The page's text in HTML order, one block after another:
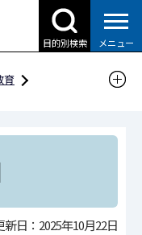
目的別検索 メニュー
育
わる取組
新日：2025年10月22日